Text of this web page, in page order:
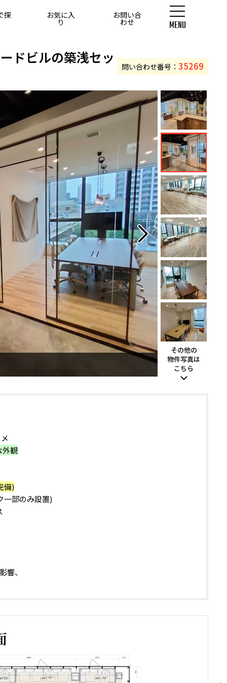
探 お気に入
り
お問い合
わせ MENU
ドビルの築浅セッ
問い合わせ番号： 35269
その他の
物件写真は
こちら
外観
備)
一部のみ設置)
響、